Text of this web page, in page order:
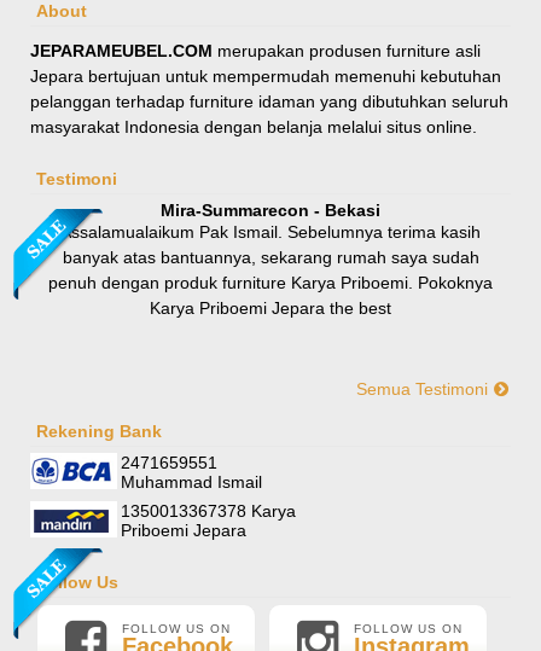
Meja Makan Oval Minimalis Kursi Silang
Rp 8.100.0009.000.000
Rp (Hubungi CS)
About
JEPARAMEUBEL.COM merupakan produsen furniture asli
Jepara bertujuan untuk mempermudah memenuhi kebutuhan
pelanggan terhadap furniture idaman yang dibutuhkan seluruh
masyarakat Indonesia dengan belanja melalui situs online.
Testimoni
Mira-Summarecon - Bekasi
Assalamualaikum Pak Ismail. Sebelumnya terima kasih
banyak atas bantuannya, sekarang rumah saya sudah
penuh dengan produk furniture Karya Priboemi. Pokoknya
Karya Priboemi Jepara the best
Hallo mas ismail, terima kasih banyak ya. Barang furniture
kasih banyak mas mail.
Semua Testimoni
Rekening Bank
2471659551
Muhammad Ismail
1350013367378 Karya
Priboemi Jepara
Follow Us
FOLLOW US ON FOLLOW US ON